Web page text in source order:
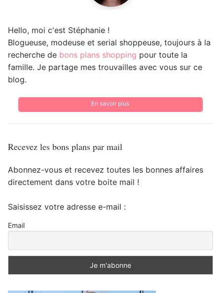
Hello, moi c'est Stéphanie !
Blogueuse, modeuse et serial shoppeuse, toujours à la
recherche de bons plans shopping pour toute la
famille. Je partage mes trouvailles avec vous sur ce
blog.
En savoir plus
Recevez les bons plans par mail
Abonnez-vous et recevez toutes les bonnes affaires
directement dans votre boite mail !
Saisissez votre adresse e-mail :
Email